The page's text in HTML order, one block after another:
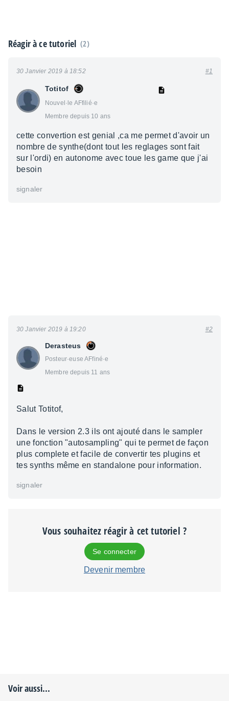
Réagir à ce tutoriel (2)
Totitof
Nouvel·le AFfilié·e
Membre depuis 10 ans
30 Janvier 2019 à 18:52 #1
cette convertion est genial ,ca me permet d'avoir un
nombre de synthe(dont tout les reglages sont fait
sur l'ordi) en autonome avec toue les game que j'ai
besoin
signaler
Derasteus
Posteur·euse AFfiné·e
Membre depuis 11 ans
30 Janvier 2019 à 19:20 #2
Salut Totitof,
Dans le version 2.3 ils ont ajouté dans le sampler
une fonction "autosampling" qui te permet de façon
plus complete et facile de convertir tes plugins et
tes synths même en standalone pour information.
signaler
Vous souhaitez réagir à cet tutoriel ?
Se connecter
Devenir membre
Voir aussi...